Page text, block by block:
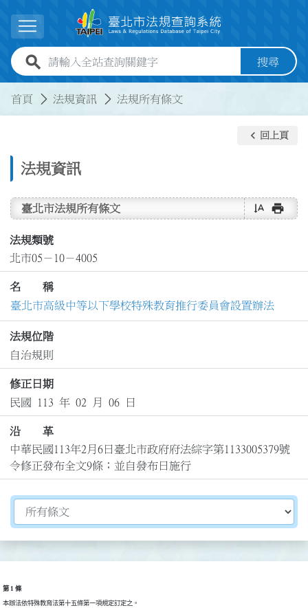
展開選單
全站查詢關鍵字欄位 搜尋
首頁 法規資訊 法規所有條文
法規資訊
keyboard_arrow_left 回上頁
臺北市法規所有條文 text_rotate_vertical print
法規類號
北市05－10－4005
名 稱
臺北市高級中等以下學校特殊教育推行委員會設置辦法
法規位階
自治規則
修正日期
民國 113 年 02 月 06 日
沿 革
中華民國113年2月6日臺北市政府府法綜字第1133005379號
令修正發布全文9條；並自發布日施行
切換選擇法規資訊內容
第 1 條
本辦法依特殊教育法第十五條第一項規定訂定之。